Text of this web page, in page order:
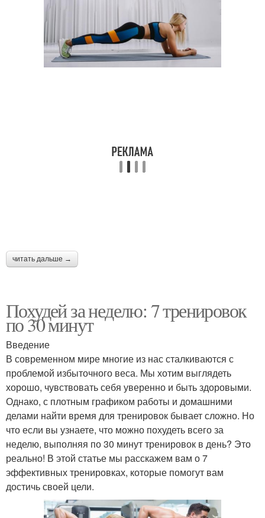
читать дальше →
Похудей за неделю: 7 тренировок
по 30 минут
Введение
В современном мире многие из нас сталкиваются с
проблемой избыточного веса. Мы хотим выглядеть
хорошо, чувствовать себя уверенно и быть здоровыми.
Однако, с плотным графиком работы и домашними
делами найти время для тренировок бывает сложно. Но
что если вы узнаете, что можно похудеть всего за
неделю, выполняя по 30 минут тренировок в день? Это
реально! В этой статье мы расскажем вам о 7
эффективных тренировках, которые помогут вам
достичь своей цели.